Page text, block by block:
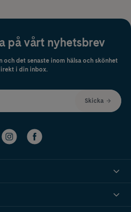
på vårt nyhetsbrev
och det senaste inom hälsa och skönhet
i din inbox.
Skicka